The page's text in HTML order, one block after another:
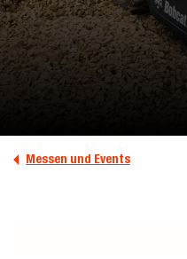
Messen und Events